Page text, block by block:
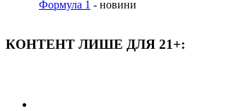
Формула 1 - новини
КОНТЕНТ ЛИШЕ ДЛЯ 21+: